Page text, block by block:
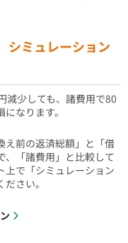
シミュレーション
減少しても、諸費用で80
なります。
え前の返済総額」と「借
、「諸費用」と比較して
上で「シミュレーション
さい。